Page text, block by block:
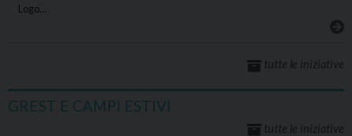
Logo…
tutte le iniziative
GREST E CAMPI ESTIVI
tutte le iniziative